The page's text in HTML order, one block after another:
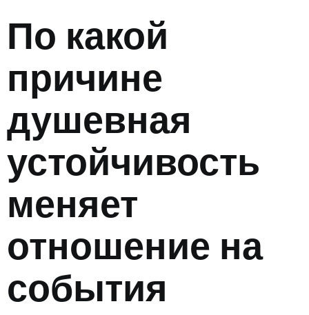
По какой
причине
душевная
устойчивость
меняет
отношение на
события